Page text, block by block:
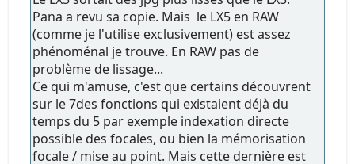
Pana a revu sa copie. Mais le LX5 en RAW
(comme je l'utilise exclusivement) est assez
phénoménal je trouve. En RAW pas de
problème de lissage...
Ce qui m'amuse, c'est que certains découvrent
sur le 7des fonctions qui existaient déjà du
temps du 5 par exemple indexation directe
possible des focales, ou bien la mémorisation
focale / mise au point. Mais cette dernière est